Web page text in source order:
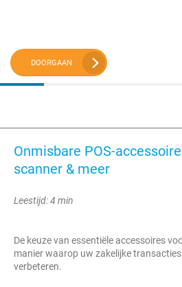
DOORGAAN
Onmisbare POS-
scanner & meer
Leestijd: 4 min
De keuze van essentiële accessoires
manier waarop uw zakelijke
verbeteren.